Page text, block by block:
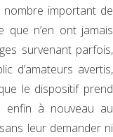
important de
que n’en ont jamais
survenant parfois,
d’amateurs avertis,
le dispositif prend
à nouveau au
leur demander ni